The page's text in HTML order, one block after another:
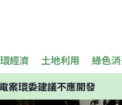
經濟 土地利用 綠色
案環委建議不應開發